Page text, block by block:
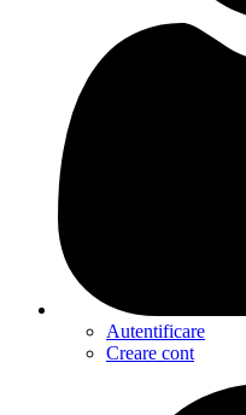
Autentificare
Creare cont